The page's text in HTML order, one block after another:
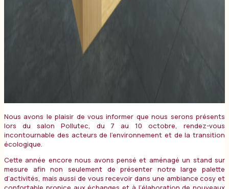
Nous avons le plaisir de vous informer que nous serons présents
lors du salon Pollutec, du 7 au 10 octobre, rendez-vous
incontournable des acteurs de l’environnement et de la transition
écologique.
Cette année encore nous avons pensé et aménagé un stand sur
mesure afin non seulement de présenter notre large palette
d’activités, mais aussi de vous recevoir dans une ambiance cosy et